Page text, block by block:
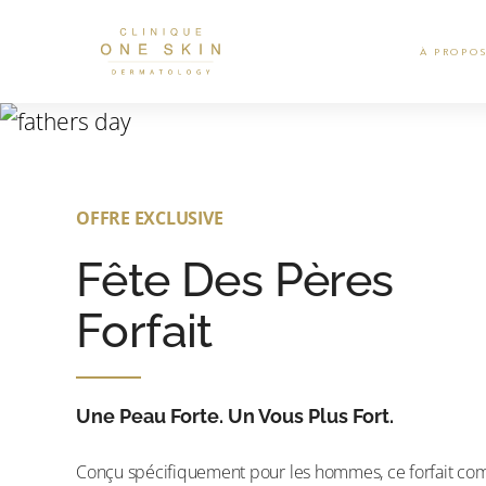
Clinique
Skin
À
OFFRE EXCLUSIVE
Fête Des Pères
Forfait
Une Peau Forte. Un Vous Plus Fort.
Conçu spécifiquement pour les hommes, ce forfait